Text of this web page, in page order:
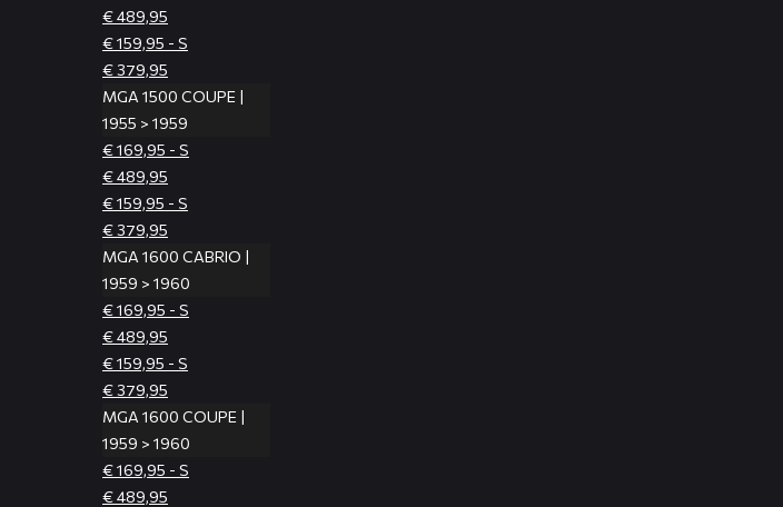
€ 489,95
€ 159,95 - S
€ 379,95
MGA 1500 COUPE |
1955 > 1959
€ 169,95 - S
€ 489,95
€ 159,95 - S
€ 379,95
MGA 1600 CABRIO |
1959 > 1960
€ 169,95 - S
€ 489,95
€ 159,95 - S
€ 379,95
MGA 1600 COUPE |
1959 > 1960
€ 169,95 - S
€ 489,95